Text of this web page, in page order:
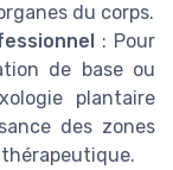
du corps.
: Pour
de base ou
plantaire
des zones